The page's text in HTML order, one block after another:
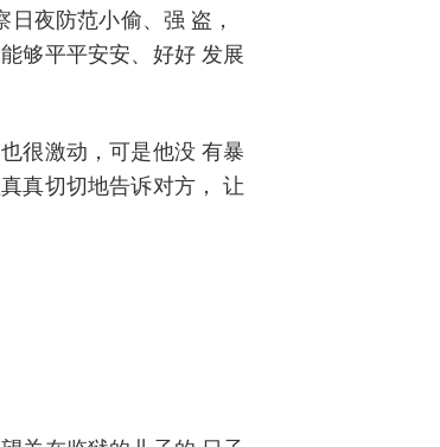
夜防范小偷、强 盗，
够平平安安、好好 发展
很激动，可是他没 有暴
真切切地告诉对方， 让